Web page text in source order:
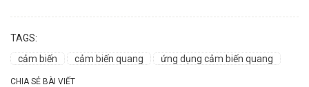
TAGS:
cảm biến
cảm biến quang ứng dụng cảm biến quang
CHIA SẺ BÀI VIẾT